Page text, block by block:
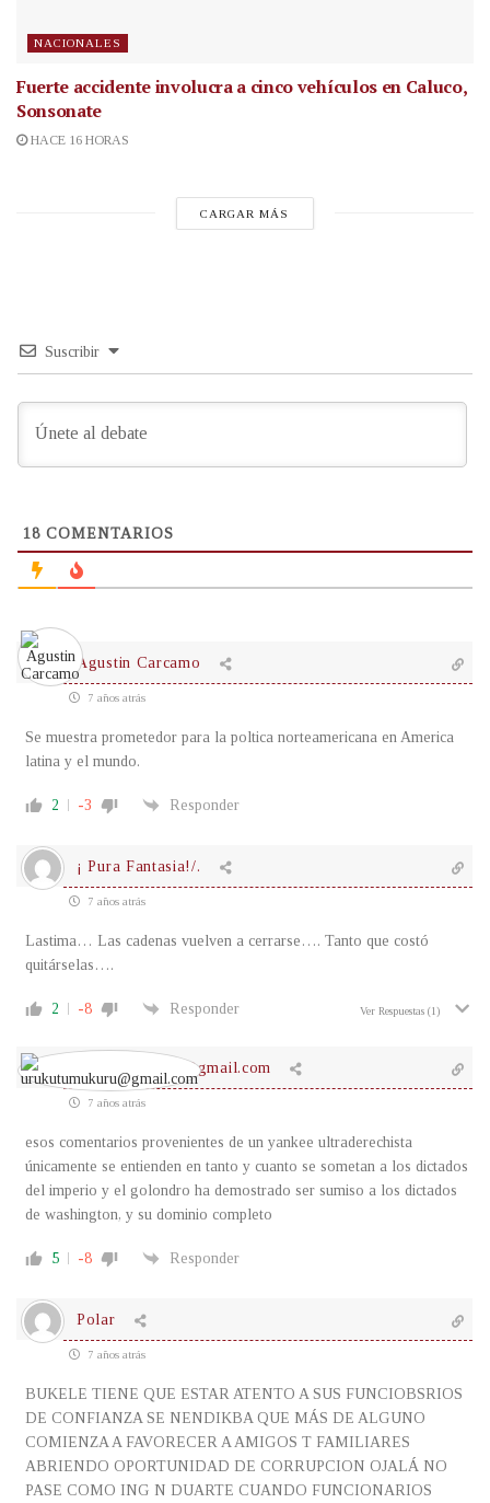
NACIONALES
Fuerte accidente involucra a cinco vehículos en Caluco,
Sonsonate
HACE 16 HORAS
CARGAR MÁS
Suscribir
18 COMENTARIOS
Agustin Carcamo
7 años atrás
Se muestra prometedor para la poltica norteamericana en America
latina y el mundo.
2 -3 Responder
¡ Pura Fantasia!/.
7 años atrás
Lastima… Las cadenas vuelven a cerrarse…. Tanto que costó
quitárselas….
2 -8 Responder Ver Respuestas (1)
urukutumukuru@gmail.com
7 años atrás
esos comentarios provenientes de un yankee ultraderechista
únicamente se entienden en tanto y cuanto se sometan a los dictados
del imperio y el golondro ha demostrado ser sumiso a los dictados
de washington, y su dominio completo
5 -8 Responder
Polar
7 años atrás
BUKELE TIENE QUE ESTAR ATENTO A SUS FUNCIOBSRIOS
DE CONFIANZA SE NENDIKBA QUE MÁS DE ALGUNO
COMIENZA A FAVORECER A AMIGOS T FAMILIARES
ABRIENDO OPORTUNIDAD DE CORRUPCION OJALÁ NO
PASE COMO ING N DUARTE CUANDO FUNCIONARIOS